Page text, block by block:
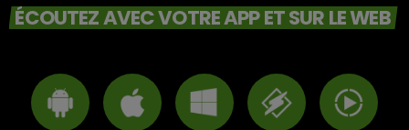
ÉCOUTEZ AVEC VOTRE APP ET SUR LE WEB